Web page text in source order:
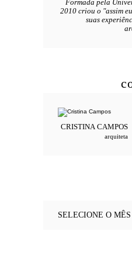
Formada pela
2010 criou o "assim
suas
CRISTINACAMPOS
arquiteta